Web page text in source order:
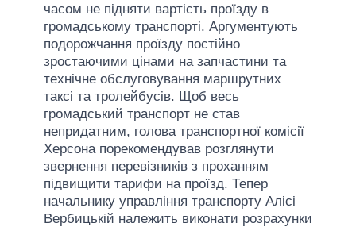
часом не підняти вартість проїзду в
громадському транспорті. Аргументують
подорожчання проїзду постійно
зростаючими цінами на запчастини та
технічне обслуговування маршрутних
таксі та тролейбусів. Щоб весь
громадський транспорт не став
непридатним, голова транспортної комісії
Херсона порекомендував розглянути
звернення перевізників з проханням
підвищити тарифи на проїзд. Тепер
начальнику управління транспорту Алісі
Вербицькій належить виконати розрахунки